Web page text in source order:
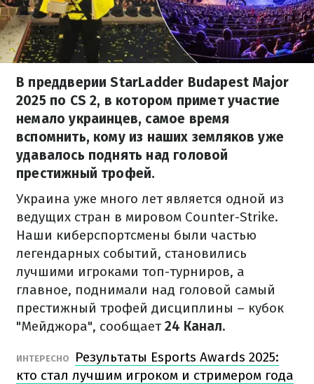
В преддверии StarLadder Budapest Major
2025 по CS 2, в котором примет участие
немало украинцев, самое время
вспомнить, кому из наших земляков уже
удавалось поднять над головой
престижный трофей.
Украина уже много лет является одной из
ведущих стран в мировом Counter-Strike.
Наши киберспортсмены были частью
легендарных событий, становились
лучшими игроками топ-турниров, а
главное, поднимали над головой самый
престижный трофей дисциплины – кубок
"Мейджора", сообщает24 Канал.
ИНТЕРЕСНО
Результаты Esports Awards 2025:
кто стал лучшим игроком и стримером года